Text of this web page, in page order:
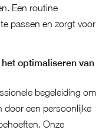
Een routine
passen en zorgt voor
optimaliseren van
begeleiding om
door een persoonlijke
Onze